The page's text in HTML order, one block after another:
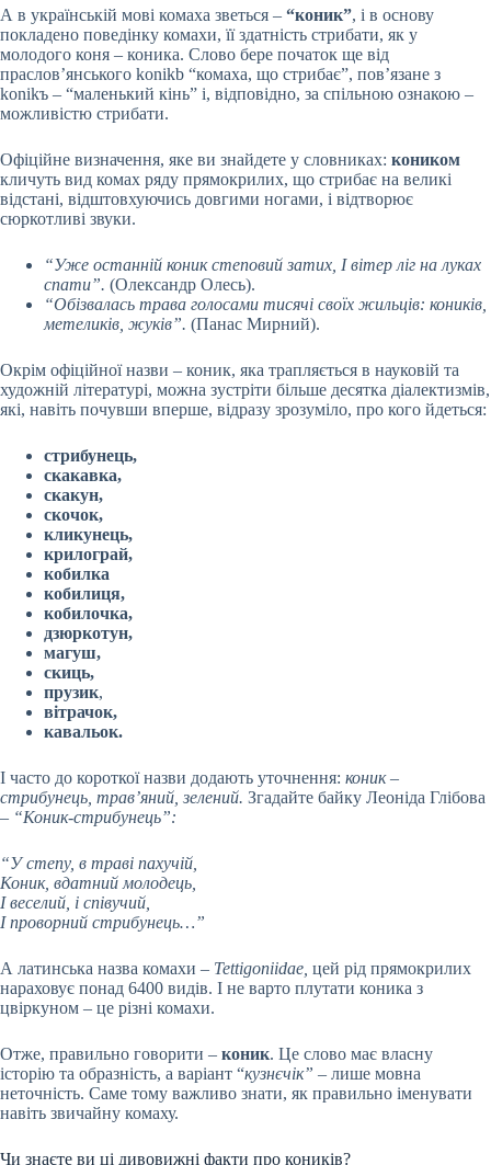
А в українській мові комаха зветься – “коник”, і в основу
покладено поведінку комахи, її здатність стрибати, як у
молодого коня – коника. Слово бере початок ще від
праслов’янського konikb “комаха, що стрибає”, пов’язане з
konikъ – “маленький кінь” і, відповідно, за спільною ознакою –
можливістю стрибати.
Офіційне визначення, яке ви знайдете у словниках: коником
кличуть вид комах ряду прямокрилих, що стрибає на великі
відстані, відштовхуючись довгими ногами, і відтворює
сюркотливі звуки.
“Уже останній коник степовий затих, І вітер ліг на луках
спати”. (Олександр Олесь).
“Обізвалась трава голосами тисячі своїх жильців: коників,
метеликів, жуків”. (Панас Мирний).
Окрім офіційної назви – коник, яка трапляється в науковій та
художній літературі, можна зустріти більше десятка діалектизмів,
які, навіть почувши вперше, відразу зрозуміло, про кого йдеться:
стрибунець,
cкакавка,
скакун,
скочок,
кликунець,
крилограй,
кобилка
кобилиця,
кобилочка,
дзюркотун,
магуш,
скиць,
прузик,
вітрачок,
кавальок.
І часто до короткої назви додають уточнення: коник –
стрибунець, трав’яний, зелений. Згадайте байку Леоніда Глібова
– “Коник-стрибунець”:
“У степу, в траві пахучій,
Коник, вдатний молодець,
І веселий, і співучий,
І проворний стрибунець…”
А латинська назва комахи – Tettigoniidae, цей рід прямокрилих
нараховує понад 6400 видів. І не варто плутати коника з
цвіркуном – це різні комахи.
Отже, правильно говорити – коник. Це слово має власну
історію та образність, а варіант “кузнєчік” – лише мовна
неточність. Саме тому важливо знати, як правильно іменувати
навіть звичайну комаху.
Чи знаєте ви ці дивовижні факти про коників?